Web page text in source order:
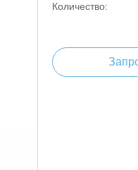
Количество: